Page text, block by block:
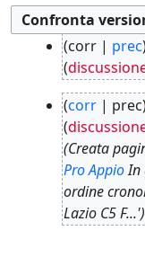
corr prec
N
e
s
s
u
n
o
corr prec
Creata
Pro AppioIn
ordine
Lazio C5 F...'